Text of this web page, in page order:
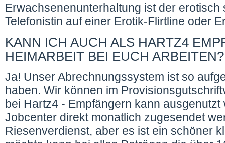
Erwachsenenunterhaltung ist der
Telefonistin auf einer Erotik-Flirtline oder
KANN ICH AUCH ALS HARTZ4
HEIMARBEIT BEI EUCH ARBEITEN?
Ja! Unser Abrechnungssystem ist so
haben. Wir können im
bei Hartz4 - Empfängern kann
Jobcenter direkt monatlich zugesendet
Riesenverdienst, aber es ist ein schöner